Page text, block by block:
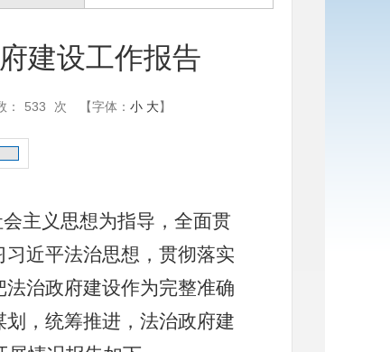
建设工作报告
： 533 次 【字体： 小 大】
主义思想为指导，全面贯
近平法治思想，贯彻落实
治政府建设作为完整准确
，统筹推进，法治政府建